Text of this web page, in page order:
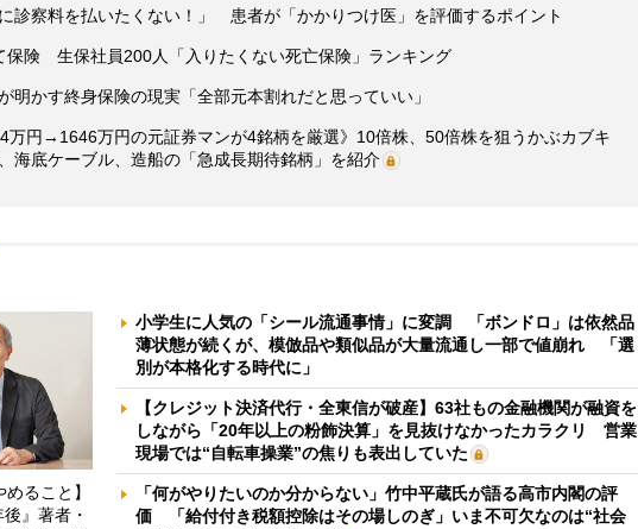
に診察料を払いたくない！」 患者が「かかりつけ医」を評価するポイント
保険 生保社員200人「入りたくない死亡保険」ランキング
明かす終身保険の現実「全部元本割れだと思っていい」
万円→1646万円の元証券マンが4銘柄を厳選》10倍株、50倍株を狙うかぶカブキ
海底ケーブル、造船の「急成長期待銘柄」を紹介
ること】
』著者・
小学生に人気の「シール流通事情」に変調 「ボンドロ」は依然品
薄状態が続くが、模倣品や類似品が大量流通し一部で値崩れ 「選
別が本格化する時代に」
【クレジット決済代行・全東信が破産】63社もの金融機関が融資を
しながら「20年以上の粉飾決算」を見抜けなかったカラクリ 営業
現場では“自転車操業”の焦りも表出していた
「何がやりたいのか分からない」竹中平蔵氏が語る高市内閣の評
価 「給付付き税額控除はその場しのぎ」いま不可欠なのは“社会